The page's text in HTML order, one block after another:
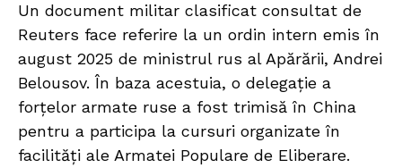
Un document militar clasificat consultat de
Reuters face referire la un ordin intern emis în
august 2025 de ministrul rus al Apărării, Andrei
Belousov. În baza acestuia, o delegație a
forțelor armate ruse a fost trimisă în China
pentru a participa la cursuri organizate în
facilități ale Armatei Populare de Eliberare.